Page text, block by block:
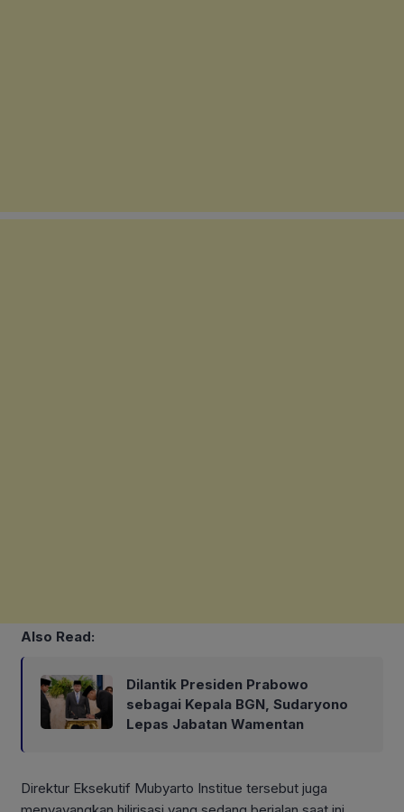
Also Read:
Dilantik Presiden Prabowo
sebagai Kepala BGN, Sudaryono
Lepas Jabatan Wamentan
Direktur Eksekutif Mubyarto Institue tersebut juga